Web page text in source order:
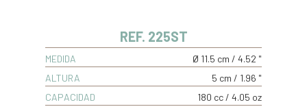
REF. 225ST
MEDIDA
Ø 11.5 cm / 4.52 "
ALTURA
5 cm / 1.96 "
CAPACIDAD
180 cc / 4.05 oz